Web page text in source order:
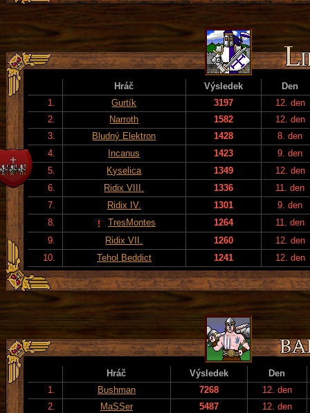
Hráč Výsledek
Den
1.
Gurtík 3197
12. den
2.
Narroth 1582
12. den
3.
Bludný Elektron 1428
8. den
4.
Incanus 1423
9. den
5.
Kyselica 1349
12. den
6.
Ridix VIII. 1336
11. den
7.
Ridix IV. 1301
9. den
8.
TresMontes 1264
11. den
9.
Ridix VII. 1260
12. den
10.
Tehol Beddict 1241 12. den
Hráč Výsledek
Den
1.
Bushman 7268
12. den
2.
MaSSer 5487
12. den